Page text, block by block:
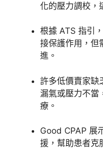
化的壓力調校，
根據 ATS 指引
接保護作用，但
進。
許多低價賣家缺
漏氣或壓力不當
療。
Good CPAP 展
援，幫助患者克